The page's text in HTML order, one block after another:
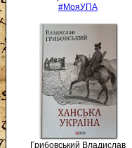
#МояУПА
Грибовський Владислав